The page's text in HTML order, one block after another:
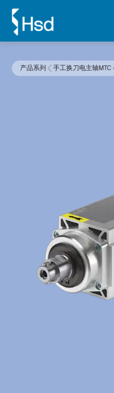
产品系列 手工换刀电主轴MTC